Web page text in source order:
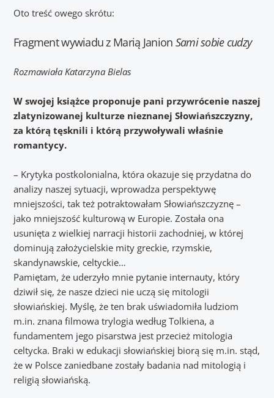
Oto treść owego skrótu:
Fragment wywiadu z Marią Janion Sami sobie cudzy
Rozmawiała Katarzyna Bielas
W swojej książce proponuje pani przywrócenie naszej
zlatynizowanej kulturze nieznanej Słowiańszczyzny,
za którą tęsknili i którą przywoływali właśnie
romantycy.
– Krytyka postkolonialna, która okazuje się przydatna do
analizy naszej sytuacji, wprowadza perspektywę
mniejszości, tak też potraktowałam Słowiańszczyznę –
jako mniejszość kulturową w Europie. Została ona
usunięta z wielkiej narracji historii zachodniej, w której
dominują założycielskie mity greckie, rzymskie,
skandynawskie, celtyckie…
Pamiętam, że uderzyło mnie pytanie internauty, który
dziwił się, że nasze dzieci nie uczą się mitologii
słowiańskiej. Myślę, że ten brak uświadomiła ludziom
m.in. znana filmowa trylogia według Tolkiena, a
fundamentem jego pisarstwa jest przecież mitologia
celtycka. Braki w edukacji słowiańskiej biorą się m.in. stąd,
że w Polsce zaniedbane zostały badania nad mitologią i
religią słowiańską.